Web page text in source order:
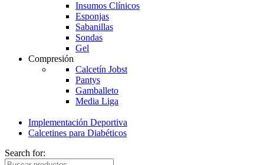
Insumos Clínicos
Esponjas
Sabanillas
Sondas
Gel
Compresión
Calcetín Jobst
Pantys
Gamballeto
Media Liga
Implementación Deportiva
Calcetines para Diabéticos
Search for: